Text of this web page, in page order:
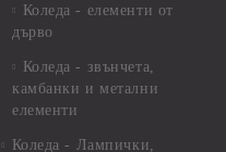
Коледа - елементи от
дърво
Коледа - звънчета,
камбанки и метални
елементи
Коледа - Лампички,